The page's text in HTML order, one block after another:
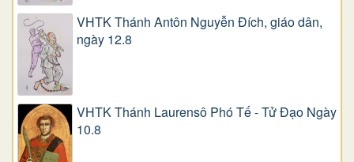
VHTK Thánh Antôn Nguyễn Ðích, giáo dân,
ngày 12.8
VHTK Thánh Laurensô Phó Tế - Tử Đạo Ngày
10.8